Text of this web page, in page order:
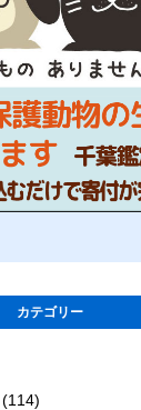
カテゴリー
(114)